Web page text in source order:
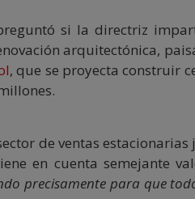
si la directriz
arquitectónica,
, que se proyecta construir
de ventas
en cuenta semejante
precisamente para que